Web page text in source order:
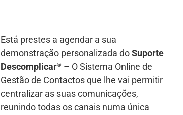
Está prestes a agendar a sua
demonstração personalizada doSuporte
Descomplicar® – O Sistema Online de
Gestão de Contactos que lhe vai permitir
centralizar as suas comunicações,
reunindo todas os canais numa única